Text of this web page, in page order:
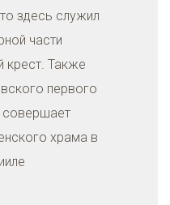
здесь служил
части
крест. Также
первого
совершает
храма в